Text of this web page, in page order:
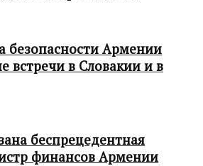
безопасности Армении
встречи в Словакии и в
беспрецедентная
финансов Армении